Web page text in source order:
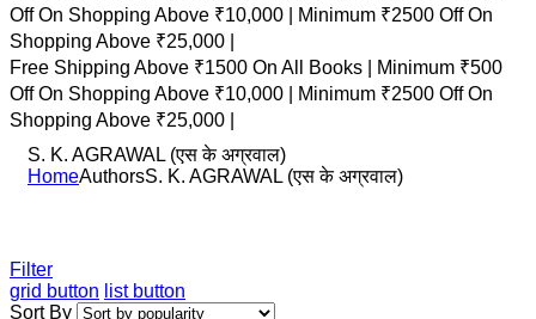
Off On Shopping Above ₹10,000 |
Minimum ₹2500 Off On
Shopping Above ₹25,000 |
Free Shipping Above ₹1500 On All Books |
Minimum ₹500
Off On Shopping Above ₹10,000 |
Minimum ₹2500 Off On
Shopping Above ₹25,000 |
S. K. AGRAWAL (एस के अग्रवाल)
HomeAuthorsS. K. AGRAWAL (एस के अग्रवाल)
Filter
grid button list button
Sort By